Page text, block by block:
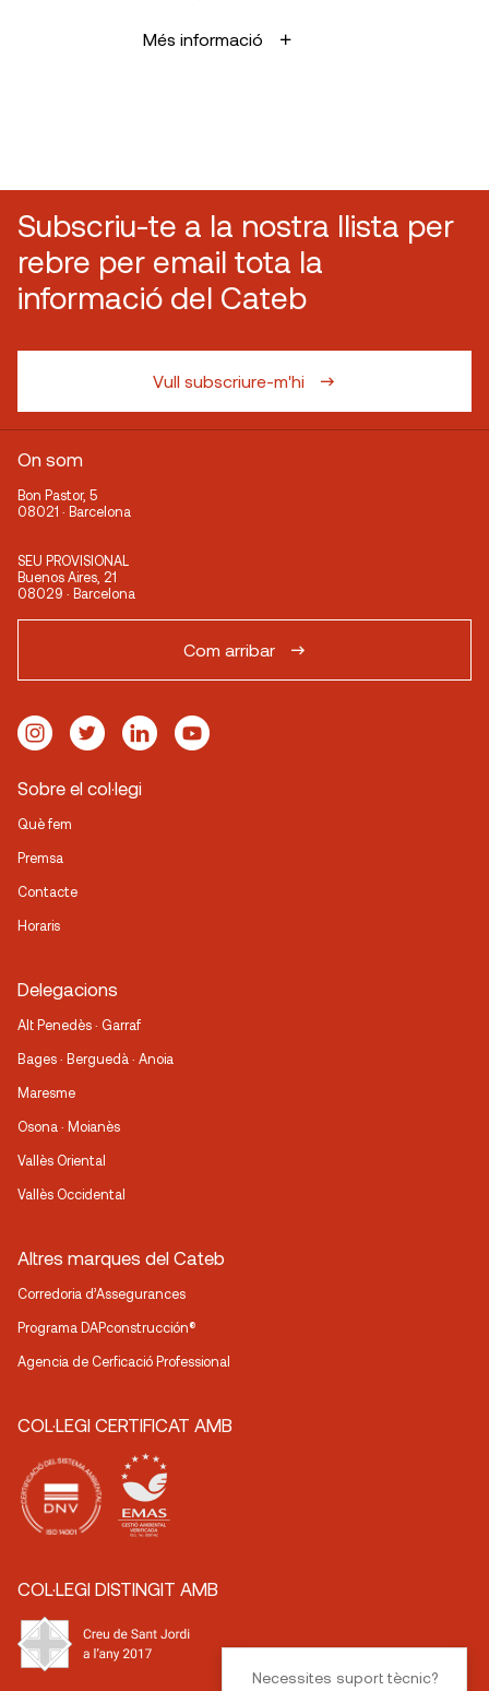
Més informació
Subscriu-te a la nostra llista per
rebre per email tota la
informació del Cateb
Vull subscriure-m'hi
On som
Bon Pastor, 5
08021 · Barcelona
SEU PROVISIONAL
Buenos Aires, 21
08029 · Barcelona
Com arribar
Sobre el col·legi
Què fem
Premsa
Contacte
Horaris
Delegacions
Alt Penedès · Garraf
Bages · Berguedà · Anoia
Maresme
Osona · Moianès
Vallès Oriental
Vallès Occidental
Altres marques del Cateb
Corredoria d’Assegurances
Programa DAPconstrucción®
Agencia de Cerficació Professional
COL·LEGI CERTIFICAT AMB
COL·LEGI DISTINGIT AMB
Necessites suport tècnic?